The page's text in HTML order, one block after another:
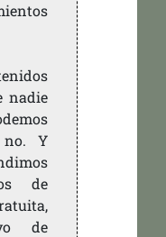
nadie
Y
de
de